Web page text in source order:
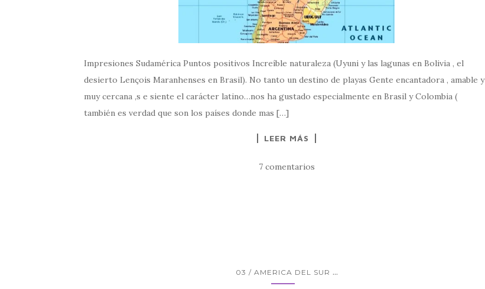
Impresiones Sudamérica Puntos positivos Increíble naturaleza (Uyuni y las lagunas en Bolivia , el
desierto Lençois Maranhenses en Brasil). No tanto un destino de playas Gente encantadora , amable y
muy cercana ,s e siente el carácter latino…nos ha gustado especialmente en Brasil y Colombia (
también es verdad que son los países donde mas […]
LEER MÁS
7 comentarios
03 / AMERICA DEL SUR ...